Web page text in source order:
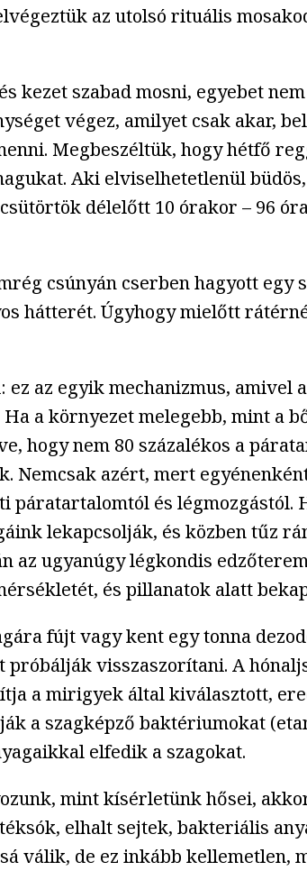
az utolsó rituális
szabad mosni, egyebet
végez, amilyet csak akar,
Megbeszéltük, hogy hétfő
Aki elviselhetetlenül büdös,
délelőtt 10 órakor – 96
csúnyán cserben hagyott
hátterét. Úgyhogy mielőtt
az egyik mechanizmus, amivel
a környezet melegebb, mint a
hogy nem 80 százalékos a
Nemcsak azért, mert
és légmozgástól.
lekapcsolják, és közben tűz
az ugyanúgy légkondis
és pillanatok alatt
fújt vagy kent egy tonna
visszaszorítani. A
a mirigyek által kiválasztott,
a szagképző baktériumokat
elfedik a szagokat.
mint kísérletünk hősei,
elhalt sejtek, bakteriális
válik, de ez inkább kellemetlen,